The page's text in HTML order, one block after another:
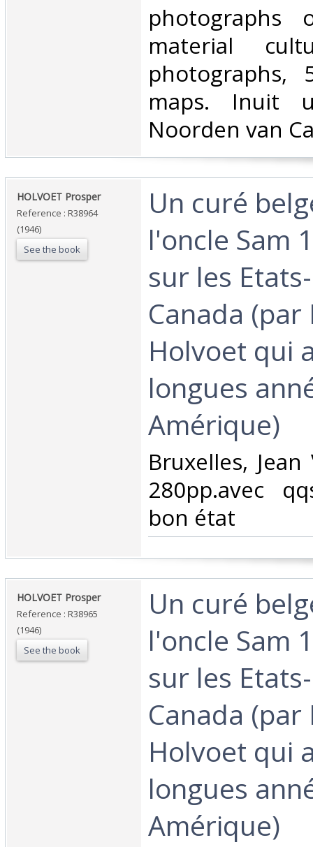
material
photographs,
maps. Inuit
Noorden van
‎HOLVOET Prosper‎
Reference : R38964
(1946)
See the book
‎Un curé
l'oncle Sam
sur les
Canada
Holvoet qui
longues
Amérique)‎
‎Bruxelles,
280pp.avec
bon état‎
‎HOLVOET Prosper‎
Reference : R38965
(1946)
See the book
‎Un curé
l'oncle Sam
sur les
Canada
Holvoet qui
longues
Amérique)‎